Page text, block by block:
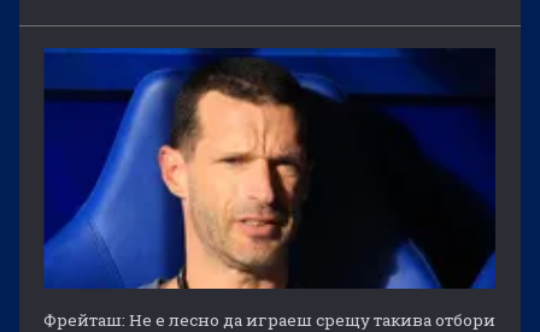
Фрейташ: Не е лесно да играеш срещу такива отбори